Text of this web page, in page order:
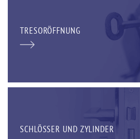
TRESORÖFFNUNG
SCHLÖSSER UND ZYLINDER